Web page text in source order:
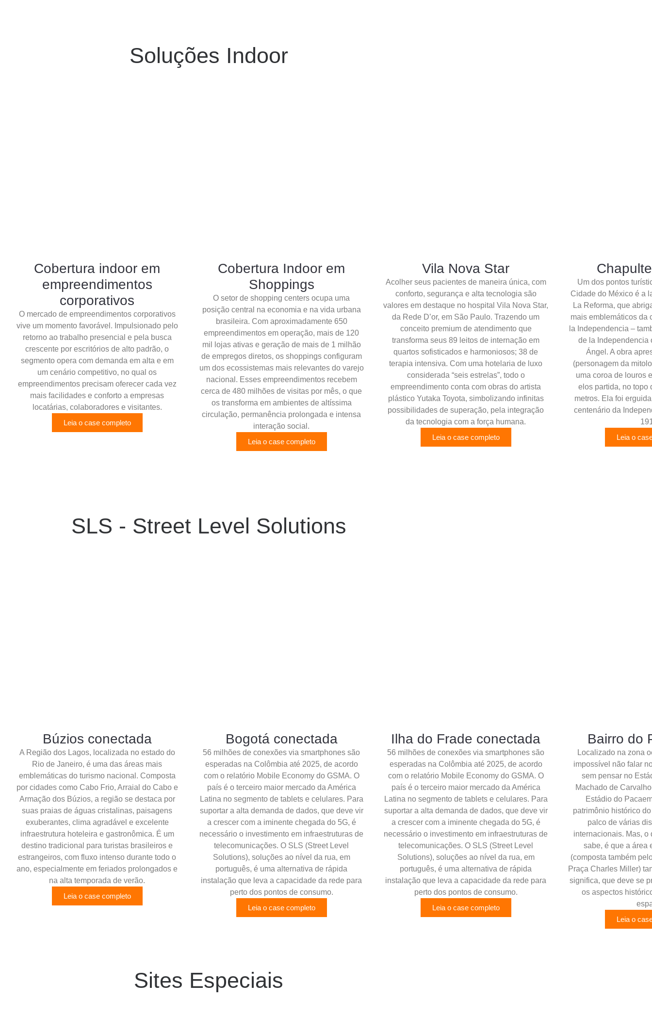
Soluções Indoor
Cobertura indoor em
empreendimentos
corporativos
O mercado de empreendimentos corporativos
vive um momento favorável. Impulsionado pelo
retorno ao trabalho presencial e pela busca
crescente por escritórios de alto padrão, o
segmento opera com demanda em alta e em
um cenário competitivo, no qual os
empreendimentos precisam oferecer cada vez
mais facilidades e conforto a empresas
locatárias, colaboradores e visitantes.
Leia o case completo
Cobertura Indoor em
Shoppings
O setor de shopping centers ocupa uma
posição central na economia e na vida urbana
brasileira. Com aproximadamente 650
empreendimentos em operação, mais de 120
mil lojas ativas e geração de mais de 1 milhão
de empregos diretos, os shoppings configuram
um dos ecossistemas mais relevantes do varejo
nacional. Esses empreendimentos recebem
cerca de 480 milhões de visitas por mês, o que
os transforma em ambientes de altíssima
circulação, permanência prolongada e intensa
interação social.
Leia o case completo
Vila Nova Star
Acolher seus pacientes de maneira única, com
conforto, segurança e alta tecnologia são
valores em destaque no hospital Vila Nova Star,
da Rede D’or, em São Paulo. Trazendo um
conceito premium de atendimento que
transforma seus 89 leitos de internação em
quartos sofisticados e harmoniosos; 38 de
terapia intensiva. Com uma hotelaria de luxo
considerada “seis estrelas”, todo o
empreendimento conta com obras do artista
plástico Yutaka Toyota, simbolizando infinitas
possibilidades de superação, pela integração
da tecnologia com a força humana.
Leia o case completo
Um dos pontos
Cidade do México é a
La Reforma, que
mais emblemáticos da
la Independencia –
de la Independencia
Ángel. A obra
(personagem da
uma coroa de louros
elos partida, no topo
metros. Ela foi
centenário da
Leia o
SLS - Street Level Solutions
Búzios conectada
A Região dos Lagos, localizada no estado do
Rio de Janeiro, é uma das áreas mais
emblemáticas do turismo nacional. Composta
por cidades como Cabo Frio, Arraial do Cabo e
Armação dos Búzios, a região se destaca por
suas praias de águas cristalinas, paisagens
exuberantes, clima agradável e excelente
infraestrutura hoteleira e gastronômica. É um
destino tradicional para turistas brasileiros e
estrangeiros, com fluxo intenso durante todo o
ano, especialmente em feriados prolongados e
na alta temporada de verão.
Leia o case completo
Bogotá conectada
56 milhões de conexões via smartphones são
esperadas na Colômbia até 2025, de acordo
com o relatório Mobile Economy do GSMA. O
país é o terceiro maior mercado da América
Latina no segmento de tablets e celulares. Para
suportar a alta demanda de dados, que deve vir
a crescer com a iminente chegada do 5G, é
necessário o investimento em infraestruturas de
telecomunicações. O SLS (Street Level
Solutions), soluções ao nível da rua, em
português, é uma alternativa de rápida
instalação que leva a capacidade da rede para
perto dos pontos de consumo.
Leia o case completo
Ilha do Frade conectada
56 milhões de conexões via smartphones são
esperadas na Colômbia até 2025, de acordo
com o relatório Mobile Economy do GSMA. O
país é o terceiro maior mercado da América
Latina no segmento de tablets e celulares. Para
suportar a alta demanda de dados, que deve vir
a crescer com a iminente chegada do 5G, é
necessário o investimento em infraestruturas de
telecomunicações. O SLS (Street Level
Solutions), soluções ao nível da rua, em
português, é uma alternativa de rápida
instalação que leva a capacidade da rede para
perto dos pontos de consumo.
Leia o case completo
Bairro do
Localizado na zona
impossível não falar
sem pensar no
Machado de
Estádio do
patrimônio histórico
palco de várias
internacionais. Mas, o
sabe, é que a área
(composta também
Praça Charles Miller)
significa, que deve se
os aspectos
Leia o
Sites Especiais